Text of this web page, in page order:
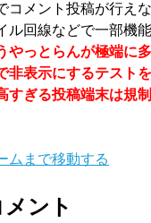
メント投稿が行え
回線などで一部機
やっとらんが極端に
非表示にするテスト
すぎる投稿端末は規
ムまで移動する
ント